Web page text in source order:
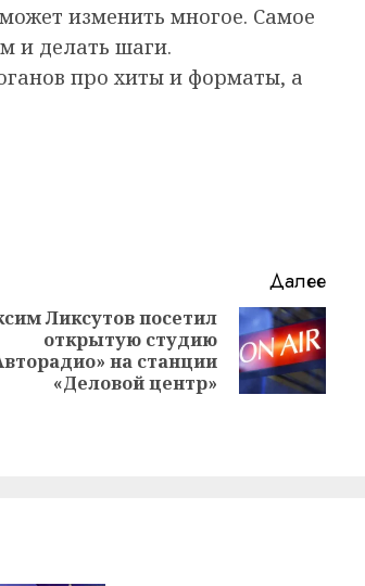
изменить многое. Самое
и делать шаги.
про хиты и форматы, а
Далее
Ликсутов посетил
открытую студию
на станции
«Деловой центр»